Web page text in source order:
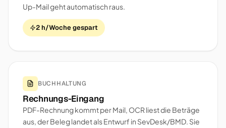
Up-Mail geht automatisch raus.
2 h/Woche gespart
BUCHHALTUNG
Rechnungs-Eingang
PDF-Rechnung kommt per Mail, OCR liest die Beträge
aus, der Beleg landet als Entwurf in SevDesk/BMD. Sie